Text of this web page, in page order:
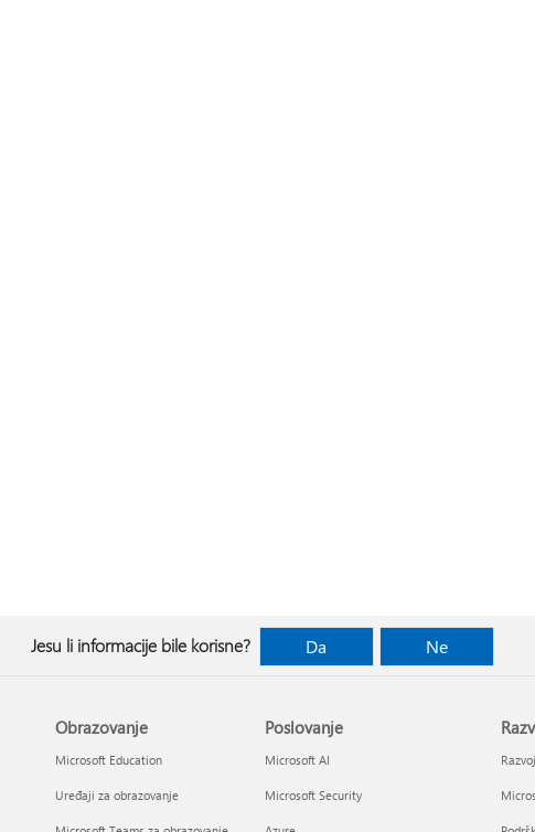
Jesu li informacije bile korisne? Da Ne
Obrazovanje
Microsoft Education
Uređaji za obrazovanje
Poslovanje
Microsoft AI
Microsoft Security